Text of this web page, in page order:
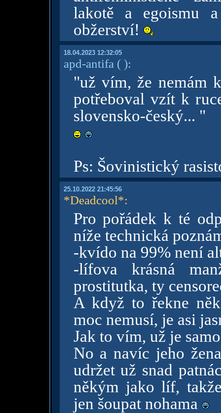
lakotě a egoismu
obžerství!
18.04.2023 12:32:05
apd-antifa ( ):
"už vím, že nemám
potřeboval vzít k
slovensko-český... "
Ps: Šovinistický
25.10.2022 21:45:56
*Deadcool*:
Pro pořádek k té
níže technická
-kvído na 99% není
-lífova krásná
prostitutka, ty
A když to řekne
moc nemusí, je asi
Jak to vím, už je
No a navíc jeho
udržet už snad
někým jako líf,
jen šoupat nohama